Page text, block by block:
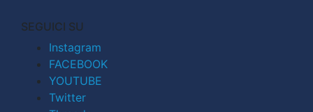
SEGUICI SU
Instagram
FACEBOOK
YOUTUBE
Twitter